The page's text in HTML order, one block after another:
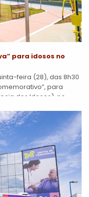
para idosos no
feira (28), das 8h30
para
dos Idosos), no